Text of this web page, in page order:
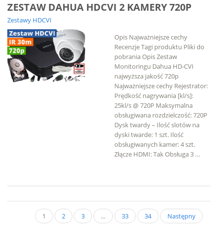
ZESTAW DAHUA HDCVI 2 KAMERY 720P
Zestawy HDCVI
Opis Najważniejsze cechy
Recenzje Tagi produktu Pliki do
pobrania Opis Zestaw
Monitoringu Dahua HD-CVI
najwyższa jakość 720p
Najważniejsze cechy Rejestrator:
Prędkość nagrywania [kl/s]:
25kl/s @ 720P Maksymalna
obsługiwana rozdzielczość: 720P
Dysk twardy – Ilość slotów na
dyski twarde: 1 szt. Ilość
obsługiwanych kamer: 4 szt.
Złącze HDMI: Tak Obsługa 3 …
1 2 3 … 33 34 Następny